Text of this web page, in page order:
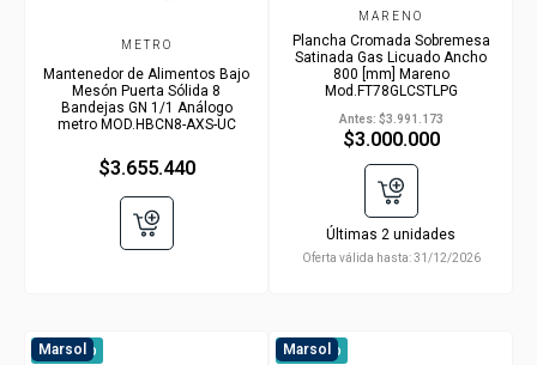
METRO
Mantenedor de Alimentos Bajo
Mesón Puerta Sólida 8
Bandejas GN 1/1 Análogo
metro MOD.HBCN8-AXS-UC
$3.655.440
MARENO
Plancha Cromada Sobremesa
Satinada Gas Licuado Ancho
800 [mm] Mareno
Mod.FT78GLCSTLPG
Antes: $3.991.173
$3.000.000
Últimas 2 unidades
Oferta válida hasta:31/12/2026
Marsol
A pedido Marsol
A pedido